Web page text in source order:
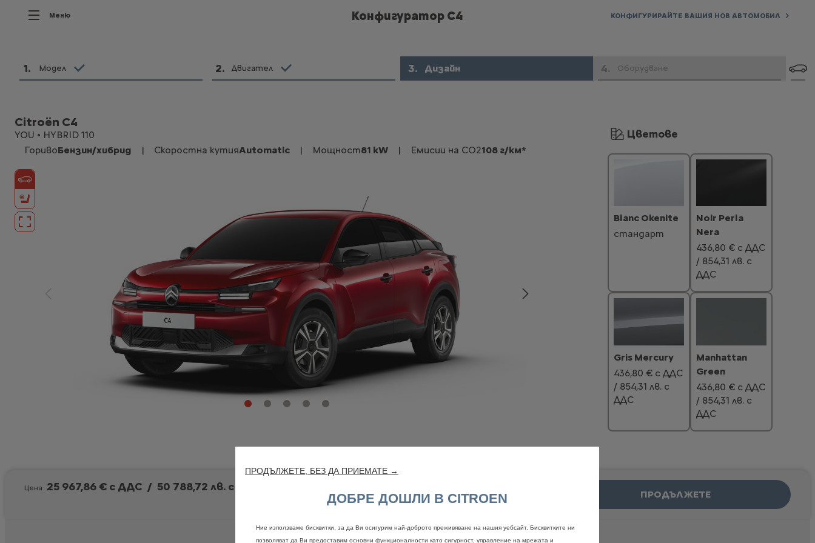
Меню Конфигуратор C4 КОНФИГУРИРАЙТЕ ВАШИЯ НОВ АВТОМОБИЛ
1. Модел 2. Двигател 3. Дизайн 4. Оборудване
Citroën C4
YOU • HYBRID 110
ГоривоБензин/хибрид | Скоростна кутияAutomatic | Мощност81 kW | Емисии на CO2108 г/км*
Цветове
Blanc Okenite
стандарт
Noir Perla
Nera
436,80 € с ДДС
/ 854,31 лв. с
ДДС
Gris Mercury
436,80 € с ДДС
/ 854,31 лв. с
ДДС
Manhattan
Green
436,80 € с ДДС
/ 854,31 лв. с
ДДС
Blue Eclipse
436,80 € с ДДС
Rouge Elixir
702,00 € с ДДС
Цена 25 967,86 € с ДДС / 50 788,72 лв. с ДДС
ПРОДЪЛЖЕТЕ
Правна информация
ПРОДЪЛЖЕТЕ, БЕЗ ДА ПРИЕМАТЕ →
ДОБРЕ ДОШЛИ В CITROEN
Ние използваме бисквитки, за да Ви осигурим най-доброто преживяване на нашия уебсайт. Бисквитките ни
позволяват да Ви предоставим основни функционалности като сигурност, управление на мрежата и